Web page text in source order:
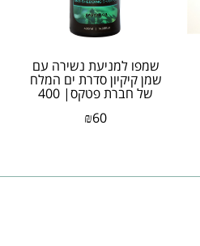
שמפו למניעת נשירה עם
שמן קיקיון סדרת ים המלח
של חברת פטקס| 400
מיליליטר
₪60